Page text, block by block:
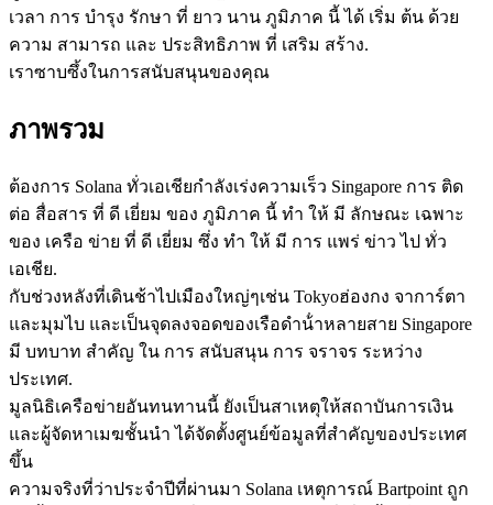
เวลา การ บํารุง รักษา ที่ ยาว นาน ภูมิภาค นี้ ได้ เริ่ม ต้น ด้วย
ความ สามารถ และ ประสิทธิภาพ ที่ เสริม สร้าง.
เราซาบซึ้งในการสนับสนุนของคุณ
ภาพรวม
ต้องการ Solana ทั่วเอเชียกําลังเร่งความเร็ว Singapore การ ติด
ต่อ สื่อสาร ที่ ดี เยี่ยม ของ ภูมิภาค นี้ ทํา ให้ มี ลักษณะ เฉพาะ
ของ เครือ ข่าย ที่ ดี เยี่ยม ซึ่ง ทํา ให้ มี การ แพร่ ข่าว ไป ทั่ว
เอเชีย.
กับช่วงหลังที่เดินช้าไปเมืองใหญ่ๆเช่น Tokyoฮ่องกง จาการ์ตา
และมุมไบ และเป็นจุดลงจอดของเรือดําน้ําหลายสาย Singapore
มี บทบาท สําคัญ ใน การ สนับสนุน การ จราจร ระหว่าง
ประเทศ.
มูลนิธิเครือข่ายอันทนทานนี้ ยังเป็นสาเหตุให้สถาบันการเงิน
และผู้จัดหาเมฆชั้นนํา ได้จัดตั้งศูนย์ข้อมูลที่สําคัญของประเทศ
ขึ้น
ความจริงที่ว่าประจําปีที่ผ่านมา Solana เหตุการณ์ Bartpoint ถูก